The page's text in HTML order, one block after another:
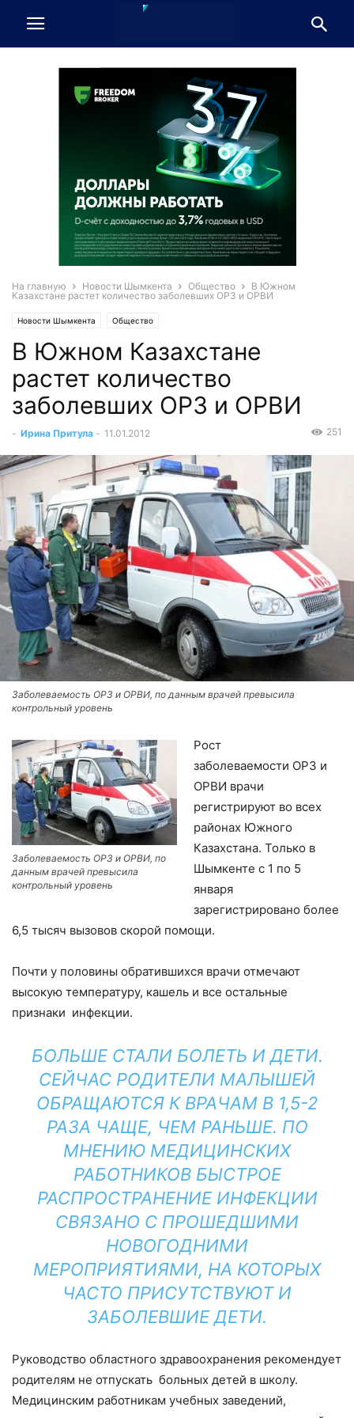
На главную Новости Шымкента Общество
В Южном
Казахстане растет количество заболевших ОРЗ и ОРВИ
Новости Шымкента Общество
В Южном Казахстане
растет количество
заболевших ОРЗ и ОРВИ
- Ирина Притула - 11.01.2012 251
Заболеваемость ОРЗ и ОРВИ, по данным врачей превысила
контрольный уровень
Заболеваемость ОРЗ и ОРВИ, по
данным врачей превысила
контрольный уровень
Рост
заболеваемости ОРЗ и
ОРВИ врачи
регистрируют во всех
районах Южного
Казахстана. Только в
Шымкенте с 1 по 5
января
зарегистрировано более
6,5 тысяч вызовов скорой помощи.
Почти у половины обратившихся врачи отмечают
высокую температуру, кашель и все остальные
признаки инфекции.
БОЛЬШЕ СТАЛИ БОЛЕТЬ И ДЕТИ.
СЕЙЧАС РОДИТЕЛИ МАЛЫШЕЙ
ОБРАЩАЮТСЯ К ВРАЧАМ В 1,5-2
РАЗА ЧАЩЕ, ЧЕМ РАНЬШЕ. ПО
МНЕНИЮ МЕДИЦИНСКИХ
РАБОТНИКОВ БЫСТРОЕ
РАСПРОСТРАНЕНИЕ ИНФЕКЦИИ
СВЯЗАНО С ПРОШЕДШИМИ
НОВОГОДНИМИ
МЕРОПРИЯТИЯМИ, НА КОТОРЫХ
ЧАСТО ПРИСУТСТВУЮТ И
ЗАБОЛЕВШИЕ ДЕТИ.
Руководство областного здравоохранения рекомендует
родителям не отпускать больных детей в школу.
Медицинским работникам учебных заведений,